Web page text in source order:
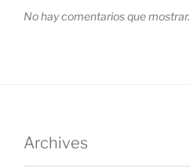
No hay comentarios que mostrar.
Archives